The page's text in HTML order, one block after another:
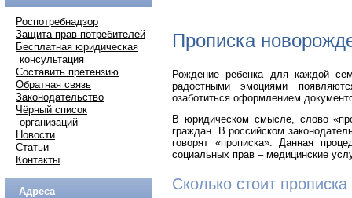
Роспотребнадзор
Защита прав потребителей
Бесплатная юридическая
консультация
Составить претензию
Обратная связь
Законодательство
Чёрный список
организаций
Новости
Статьи
Контакты
Адреса
Прописка
Рождение ребенка для каждой
радостными эмоциями
озаботиться оформлением
В юридическом смысле, слово
граждан. В российском
говорят «прописка». Данная
социальных прав – медицинские
Сколько стоит